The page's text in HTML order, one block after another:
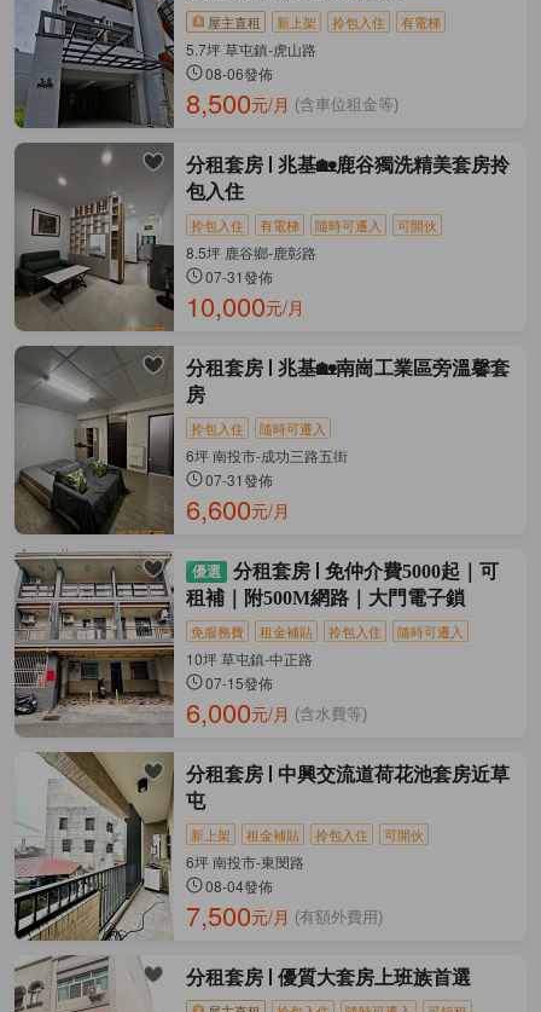
屋主直租 新上架 拎包入住 有電梯
5.7坪 草屯鎮-虎山路
08-06發佈
8,500元/月 (含車位租金等)
分租套房
兆基🏡鹿谷獨洗精美套房拎
包入住
拎包入住 有電梯 隨時可遷入 可開伙
8.5坪 鹿谷鄉-鹿彰路
07-31發佈
10,000元/月
分租套房
兆基🏡南崗工業區旁溫馨套
房
拎包入住 隨時可遷入
6坪 南投市-成功三路五街
07-31發佈
6,600元/月
分租套房
免仲介費5000起｜可
租補｜附500M網路｜大門電子鎖
免服務費 租金補貼 拎包入住 隨時可遷入
10坪 草屯鎮-中正路
07-15發佈
6,000元/月 (含水費等)
分租套房
中興交流道荷花池套房近草
屯
新上架 租金補貼 拎包入住 可開伙
6坪 南投市-東閔路
08-04發佈
7,500元/月 (有額外費用)
分租套房 優質大套房上班族首選